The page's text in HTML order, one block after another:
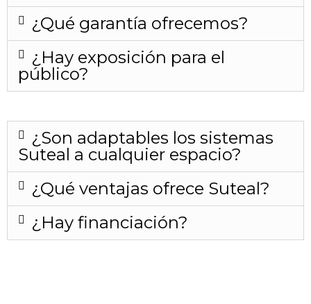
¿Qué garantía ofrecemos?
¿Hay exposición para el
público?
¿Son adaptables los sistemas
Suteal a cualquier espacio?
¿Qué ventajas ofrece Suteal?
¿Hay financiación?